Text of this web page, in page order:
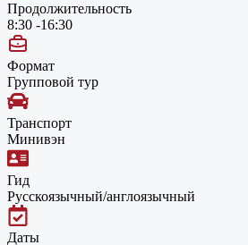
Продолжительность
8:30 -16:30
Формат
Групповой тур
Транспорт
Минивэн
Гид
Русскоязычный/англоязычный
Даты